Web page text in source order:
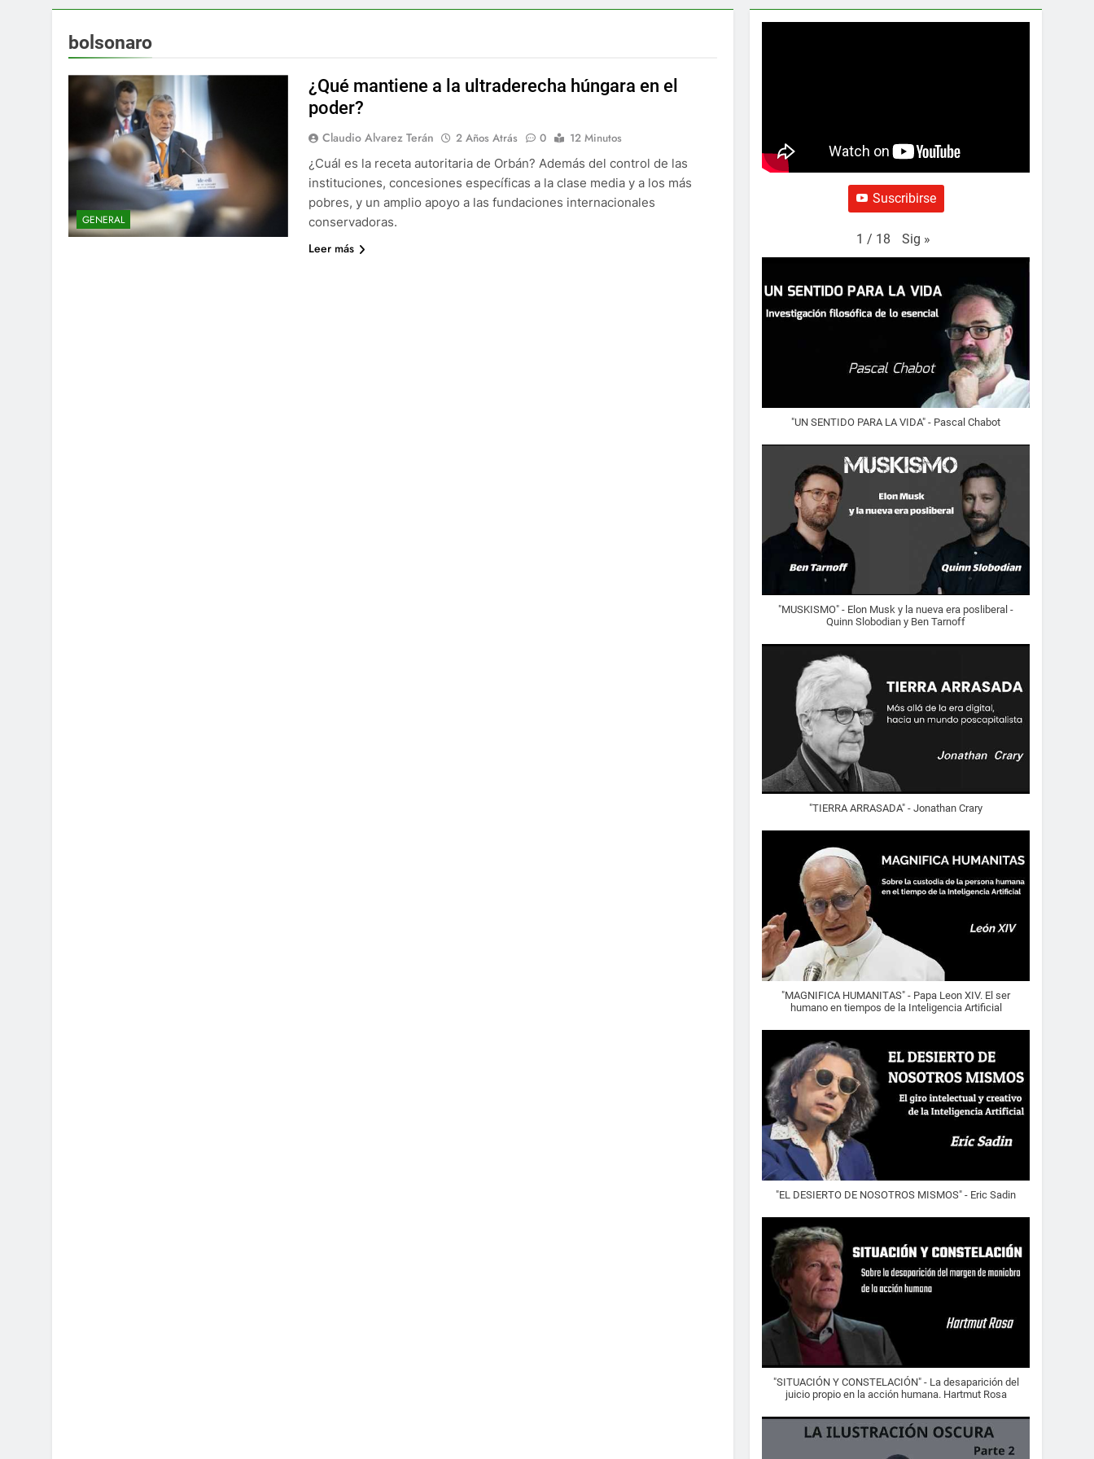
bolsonaro
GENERAL
¿Qué mantiene a la ultraderecha húngara en el
poder?
Claudio Alvarez Terán 2 Años Atrás 0
12 Minutos
¿Cuál es la receta autoritaria de Orbán? Además del control de las
instituciones, concesiones específicas a la clase media y a los más
pobres, y un amplio apoyo a las fundaciones internacionales
conservadoras.
Leer más
Suscribirse
1 / 18 Sig »
"UN SENTIDO PARA LA VIDA" - Pascal Chabot
"MUSKISMO" - Elon Musk y la nueva era posliberal -
Quinn Slobodian y Ben Tarnoff
"TIERRA ARRASADA" - Jonathan Crary
"MAGNIFICA HUMANITAS" - Papa Leon XIV. El ser
humano en tiempos de la Inteligencia Artificial
"EL DESIERTO DE NOSOTROS MISMOS" - Eric Sadin
"SITUACIÓN Y CONSTELACIÓN" - La desaparición del
juicio propio en la acción humana. Hartmut Rosa